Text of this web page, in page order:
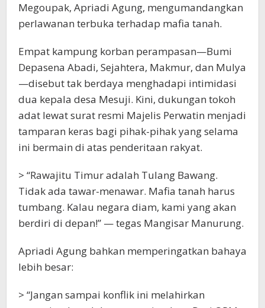
Megoupak, Apriadi Agung, mengumandangkan
perlawanan terbuka terhadap mafia tanah.
Empat kampung korban perampasan—Bumi
Depasena Abadi, Sejahtera, Makmur, dan Mulya
—disebut tak berdaya menghadapi intimidasi
dua kepala desa Mesuji. Kini, dukungan tokoh
adat lewat surat resmi Majelis Perwatin menjadi
tamparan keras bagi pihak-pihak yang selama
ini bermain di atas penderitaan rakyat.
> “Rawajitu Timur adalah Tulang Bawang.
Tidak ada tawar-menawar. Mafia tanah harus
tumbang. Kalau negara diam, kami yang akan
berdiri di depan!” — tegas Mangisar Manurung.
Apriadi Agung bahkan memperingatkan bahaya
lebih besar:
> “Jangan sampai konflik ini melahirkan